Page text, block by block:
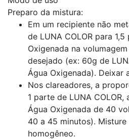
Preparo da mistura:
Em um recipiente não
de LUNA COLOR para
Oxigenada na
desejado (ex: 60g de
Água Oxigenada). Deixar
Nos clareadores, a
1 parte de LUNA
Água Oxigenada de 40
40 a 45 minutos).
homogêneo.